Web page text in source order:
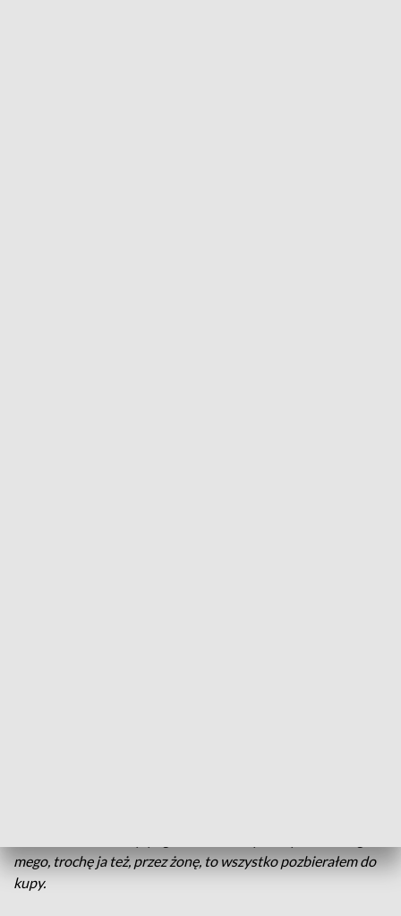
mego, trochę ja też, przez żonę, to wszystko pozbierałem do
kupy.